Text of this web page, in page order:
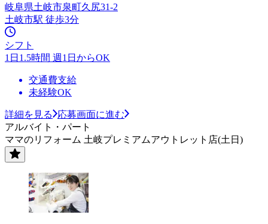
岐阜県土岐市泉町久尻31-2
土岐市駅 徒歩3分
シフト
1日1.5時間 週1日からOK
交通費支給
未経験OK
詳細を見る
応募画面に進む
アルバイト・パート
ママのリフォーム 土岐プレミアムアウトレット店(土日)